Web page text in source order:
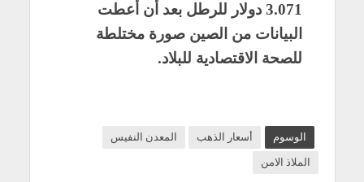
3.071 دولار للرطل بعد أن أعطت
البيانات من الصين صورة مختلطة
للصحة الاقتصادية للبلاد.
الوسوم أسعار الذهب
المعدن النفيس
الملاذ الامن